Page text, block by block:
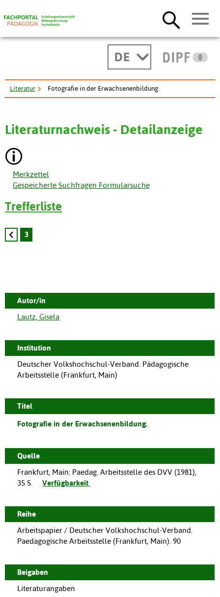
DE
Literatur Fotografie in der Erwachsenenbildung.
Literaturnachweis - Detailanzeige
Merkzettel
Gespeicherte Suchfragen Formularsuche
Trefferliste
3
Autor/in
Lautz, Gisela
Institution
Deutscher Volkshochschul-Verband. Pädagogische
Arbeitsstelle (Frankfurt, Main)
Titel
Fotografie in der Erwachsenenbildung.
Quelle
Frankfurt, Main: Paedag. Arbeitsstelle des DVV (1981),
35 S.
Verfügbarkeit
Reihe
Arbeitspapier / Deutscher Volkshochschul-Verband.
Paedagogische Arbeitsstelle (Frankfurt, Main). 90
Beigaben
Literaturangaben